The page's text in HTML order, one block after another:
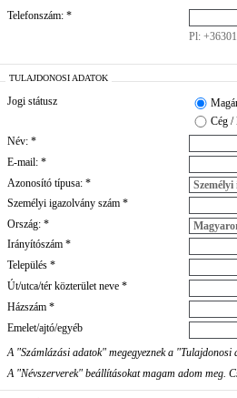
Telefonszám: *
Pl:
TULAJDONOSI ADATOK
Jogi státusz
Cég /
Név: *
E-mail: *
Azonosító típusa: *
Személyi igazolvány szám *
Ország: *
Irányítószám *
Település *
Út/utca/tér közterület neve *
Házszám *
Emelet/ajtó/egyéb
A "Számlázási adatok" megegyeznek a "Tulajdonosi
A "Névszerverek" beállításokat magam adom meg.